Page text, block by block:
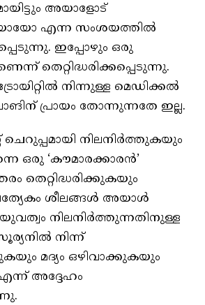
അയാളോട്
എന്ന സംശയത്തിൽ
ഇപ്പോഴും ഒരു
തെറ്റിദ്ധരിക്കപ്പെടുന്നു.
നിന്നുള്ള മെഡിക്കൽ
പ്രായം തോന്നുന്നതേ ഇല്ല.
ചെറുപ്പമായി നിലനിർത്തുകയും
ഒരു ‘കൗമാരക്കാരൻ’
തെറ്റിദ്ധരിക്കുകയും
ശീലങ്ങൾ അയാൾ
നിലനിർത്തുന്നതിനുള്ള
നിന്ന്
മദ്യം ഒഴിവാക്കുകയും
അദ്ദേഹം